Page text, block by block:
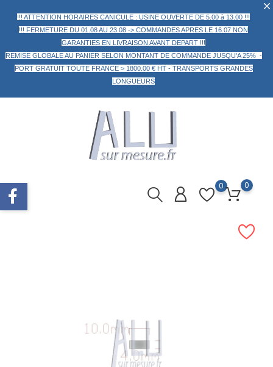
!!! ATTENTION HORAIRES CANICULE : USINE OUVERTE DE 5.00 à 13.00 !!!
!!! FERMETURE DU 01.08 AU 23.08 -> COMMANDES APRES LE 16.07 NON
GARANTIES EN LIVRAISON AVANT DEPART !!!
REMISE GLOBALE AU PANIER SELON MONTANT DE COMMANDE JUSQU'A 25% -
PORT GRATUIT TOUTE FRANCE > 1800.00 € HT - TRANSPORTS GRANDES
LONGUEURS
0 0